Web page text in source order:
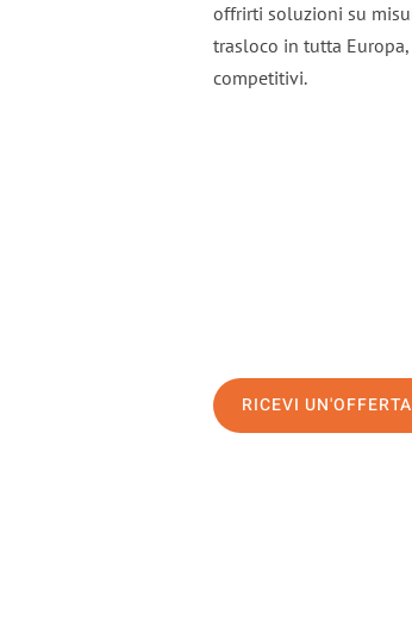
offrirti soluzioni su
trasloco in tutta
competitivi.
RICEVI